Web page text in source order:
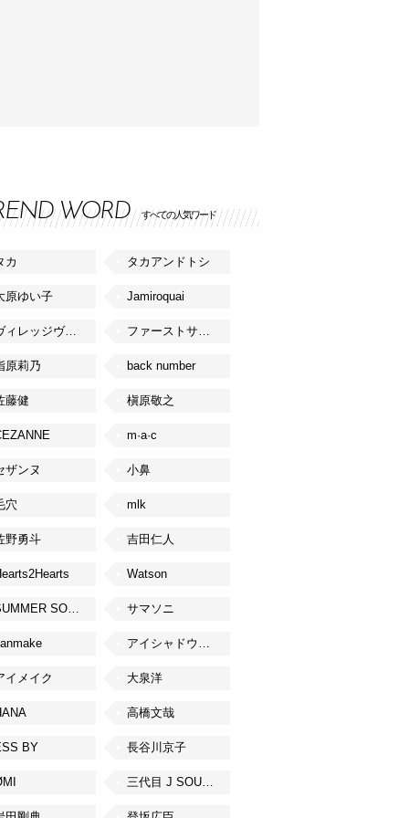
WORD すべての人気ワード
カ タカアンドトシ
原ゆい子 Jamiroquai
ヴィレッジヴァンガード ファーストサマーウイカ
原莉乃 back number
藤健 槇原敬之
m·a·c
ザンヌ 小鼻
穴 mlk
野勇斗 吉田仁人
Watson
SUMMER SONIC サマソニ
アイシャドウベース
イメイク 大泉洋
高橋文哉
BY 長谷川京子
三代目 J SOUL BROTHERS from EXILE TRIBE